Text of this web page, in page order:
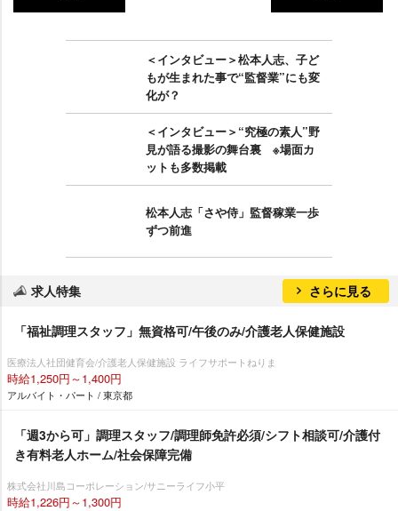
＜インタビュー＞松本人志、子ど
もが生まれた事で“監督業”にも変
化が？
＜インタビュー＞“究極の素人”野
見が語る撮影の舞台裏 ※場面カ
ットも多数掲載
松本人志「さや侍」監督稼業一歩
ずつ前進
求人特集 さらに見る
「福祉調理スタッフ」無資格可/午後のみ/介護老人保健施設
医療法人社団健育会/介護老人保健施設 ライフサポートねりま
時給1,250円～1,400円
アルバイト・パート / 東京都
「週3から可」調理スタッフ/調理師免許必須/シフト相談可/介護付
き有料老人ホーム/社会保障完備
株式会社川島コーポレーション/サニーライフ小平
時給1,226円～1,300円